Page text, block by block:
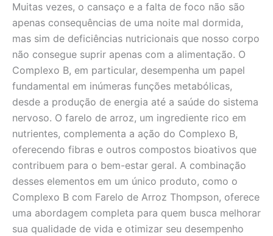
Muitas vezes, o cansaço e a falta de foco não são
apenas consequências de uma noite mal dormida,
mas sim de deficiências nutricionais que nosso corpo
não consegue suprir apenas com a alimentação. O
Complexo B, em particular, desempenha um papel
fundamental em inúmeras funções metabólicas,
desde a produção de energia até a saúde do sistema
nervoso. O farelo de arroz, um ingrediente rico em
nutrientes, complementa a ação do Complexo B,
oferecendo fibras e outros compostos bioativos que
contribuem para o bem-estar geral. A combinação
desses elementos em um único produto, como o
Complexo B com Farelo de Arroz Thompson, oferece
uma abordagem completa para quem busca melhorar
sua qualidade de vida e otimizar seu desempenho